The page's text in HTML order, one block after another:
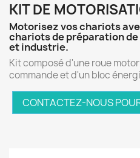
KIT DE
Motorisez vos chariots
chariots de préparation
et industrie.
Kit composé d'une roue
commande et d'un bloc
CONTACTEZ-NOUS